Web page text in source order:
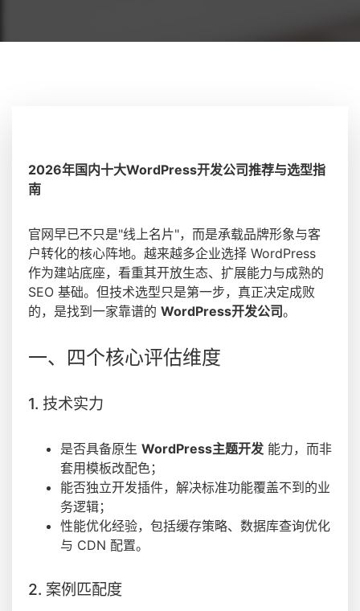
2026年国内十大WordPress开发公司推荐与选型指
南
官网早已不只是"线上名片"，而是承载品牌形象与客
户转化的核心阵地。越来越多企业选择 WordPress
作为建站底座，看重其开放生态、扩展能力与成熟的
SEO 基础。但技术选型只是第一步，真正决定成败
的，是找到一家靠谱的 WordPress开发公司。
一、四个核心评估维度
1. 技术实力
是否具备原生 WordPress主题开发 能力，而非
套用模板改配色；
能否独立开发插件，解决标准功能覆盖不到的业
务逻辑；
性能优化经验，包括缓存策略、数据库查询优化
与 CDN 配置。
2. 案例匹配度